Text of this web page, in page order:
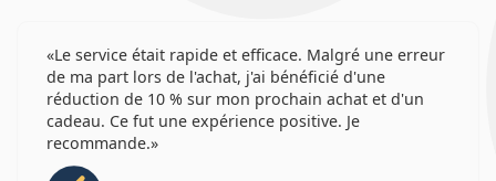
Le service était rapide et efficace. Malgré une erreur
de ma part lors de l'achat, j'ai bénéficié d'une
réduction de 10 % sur mon prochain achat et d'un
cadeau. Ce fut une expérience positive. Je
recommande.